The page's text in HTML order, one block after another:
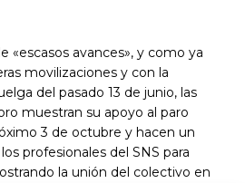
«escasos avances», y como ya
movilizaciones y con la
del pasado 13 de junio, las
muestran su apoyo al paro
3 de octubre y hacen un
profesionales del SNS para
la unión del colectivo en